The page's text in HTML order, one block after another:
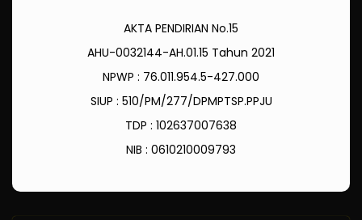
AKTA PENDIRIAN No.15
AHU-0032144-AH.01.15 Tahun 2021
NPWP : 76.011.954.5-427.000
SIUP : 510/PM/277/DPMPTSP.PPJU
TDP : 102637007638
NIB : 0610210009793